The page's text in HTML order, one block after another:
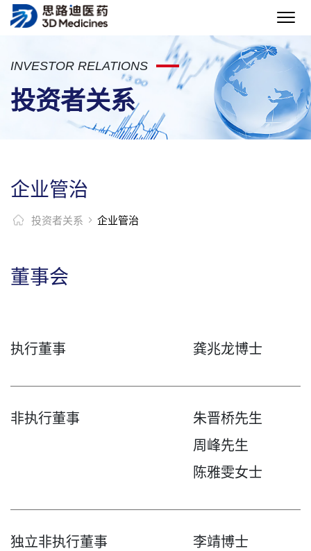
INVESTOR RELATIONS
投资者关系
企业管治
投资者关系 企业管治
董事会
执行董事 龚兆龙博士
非执行董事
朱晋桥先生
周峰先生
陈雅雯女士
独立非执行董事
李靖博士